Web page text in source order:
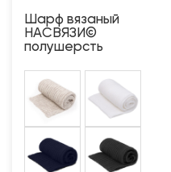
Шарф вязаный
НАСВЯЗИ©
полушерсть